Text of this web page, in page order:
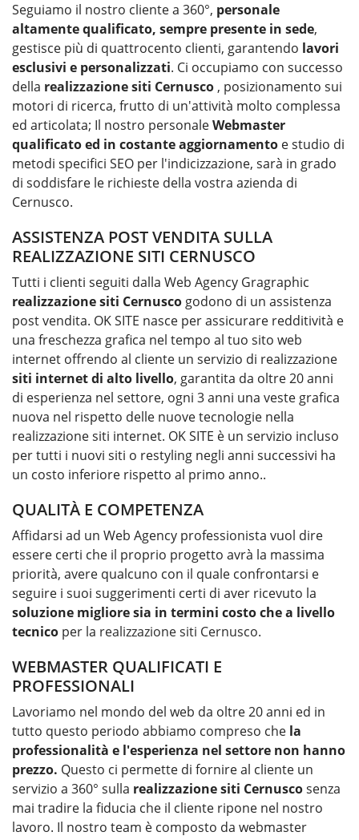
Seguiamo il nostro cliente a 360°, personale
altamente qualificato, sempre presente in sede,
gestisce più di quattrocento clienti, garantendo lavori
esclusivi e personalizzati. Ci occupiamo con successo
della realizzazione siti Cernusco , posizionamento sui
motori di ricerca, frutto di un'attività molto complessa
ed articolata; Il nostro personaleWebmaster
qualificato ed in costante aggiornamento e studio di
metodi specifici SEO per l'indicizzazione, sarà in grado
di soddisfare le richieste della vostra azienda di
Cernusco.
ASSISTENZA POST VENDITA SULLA
REALIZZAZIONE SITI CERNUSCO
Tutti i clienti seguiti dalla Web Agency Gragraphic
realizzazione siti Cernusco godono di un assistenza
post vendita. OK SITE nasce per assicurare redditività e
una freschezza grafica nel tempo al tuo sito web
internet offrendo al cliente un servizio di realizzazione
siti internet di alto livello, garantita da oltre 20 anni
di esperienza nel settore, ogni 3 anni una veste grafica
nuova nel rispetto delle nuove tecnologie nella
realizzazione siti internet. OK SITE è un servizio incluso
per tutti i nuovi siti o restyling negli anni successivi ha
un costo inferiore rispetto al primo anno..
QUALITÀ E COMPETENZA
Affidarsi ad un Web Agency professionista vuol dire
essere certi che il proprio progetto avrà la massima
priorità, avere qualcuno con il quale confrontarsi e
seguire i suoi suggerimenti certi di aver ricevuto la
soluzione migliore sia in termini costo che a livello
tecnico per la realizzazione siti Cernusco.
WEBMASTER QUALIFICATI E
PROFESSIONALI
Lavoriamo nel mondo del web da oltre 20 anni ed in
tutto questo periodo abbiamo compreso che la
professionalità e l'esperienza nel settore non hanno
prezzo. Questo ci permette di fornire al cliente un
servizio a 360° sulla realizzazione siti Cernuscosenza
mai tradire la fiducia che il cliente ripone nel nostro
lavoro. Il nostro team è composto da webmaster